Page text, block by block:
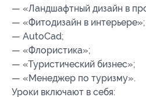
— «Ландшафтный дизайн в
— «Фитодизайн в интерьере»;
— AutoCad;
— «Флористика»;
— «Туристический бизнес»;
— «Менеджер по туризму».
Уроки включают в себя: